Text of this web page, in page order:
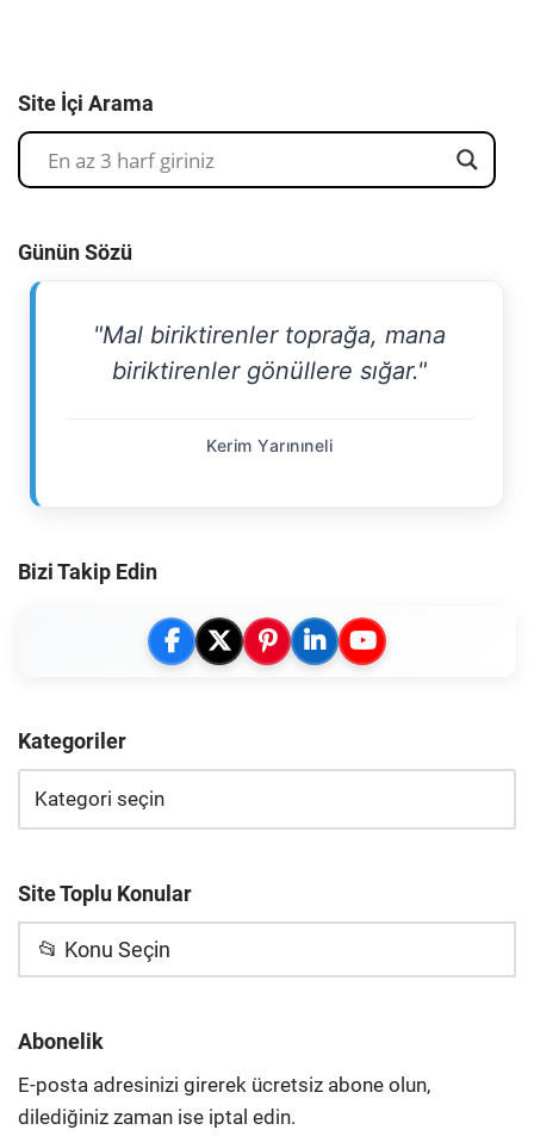
Site İçi Arama
Günün Sözü
"Mal biriktirenler toprağa, mana
biriktirenler gönüllere sığar."
Kerim Yarınıneli
Bizi Takip Edin
Kategoriler
Site Toplu Konular
📂 Konu Seçin
Abonelik
E-posta adresinizi girerek ücretsiz abone olun,
dilediğiniz zaman ise iptal edin.